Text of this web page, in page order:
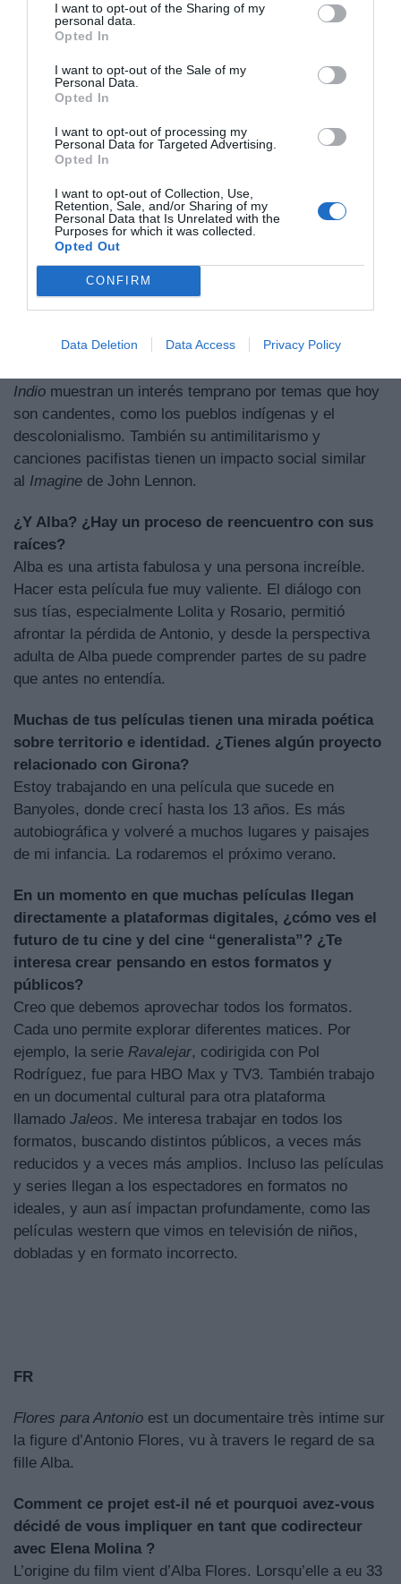
I want to opt-out of the Sharing of my
personal data.
Opted In
I want to opt-out of the Sale of my
Personal Data.
Opted In
I want to opt-out of processing my
Personal Data for Targeted Advertising.
Opted In
I want to opt-out of Collection, Use,
Retention, Sale, and/or Sharing of my
Personal Data that Is Unrelated with the
Purposes for which it was collected.
Opted Out
CONFIRM
Data Deletion Data Access Privacy Policy
su padre, El Pescaílla, con la rumba catalana.
mediante vídeos caseros, dibujos, maquetas… ¿La
película surge de ese material o lo utiliza para
reforzar un proyecto ya concebido?
Las películas no se hacen frente a la gente, se hacen
con ellos y a su lado. No es grabar a escondidas, sino
generar confianza para que tengan capacidad de
decisión sobre el material final.
Tu forma de observar a la gente es muy particular:
nunca invasiva pero profunda. ¿Qué rasgo de
Antonio Flores te llamó más la atención?
los 80 fue uno de los primeros militantes de
Indio muestran un interés temprano por temas que hoy
son candentes, como los pueblos indígenas y el
descolonialismo. También su antimilitarismo y
canciones pacifistas tienen un impacto social similar
al Imagine de John Lennon.
¿Y Alba? ¿Hay un proceso de reencuentro con sus
raíces?
Alba es una artista fabulosa y una persona increíble.
Hacer esta película fue muy valiente. El diálogo con
sus tías, especialmente Lolita y Rosario, permitió
afrontar la pérdida de Antonio, y desde la perspectiva
adulta de Alba puede comprender partes de su padre
que antes no entendía.
Muchas de tus películas tienen una mirada poética
sobre territorio e identidad. ¿Tienes algún proyecto
relacionado con Girona?
Estoy trabajando en una película que sucede en
Banyoles, donde crecí hasta los 13 años. Es más
autobiográfica y volveré a muchos lugares y paisajes
de mi infancia. La rodaremos el próximo verano.
En un momento en que muchas películas llegan
directamente a plataformas digitales, ¿cómo ves el
futuro de tu cine y del cine “generalista”? ¿Te
interesa crear pensando en estos formatos y
públicos?
Creo que debemos aprovechar todos los formatos.
Cada uno permite explorar diferentes matices. Por
ejemplo, la serie Ravalejar, codirigida con Pol
Rodríguez, fue para HBO Max y TV3. También trabajo
en un documental cultural para otra plataforma
llamado Jaleos. Me interesa trabajar en todos los
formatos, buscando distintos públicos, a veces más
reducidos y a veces más amplios. Incluso las películas
y series llegan a los espectadores en formatos no
ideales, y aun así impactan profundamente, como las
películas western que vimos en televisión de niños,
dobladas y en formato incorrecto.
FR
Flores para Antonio est un documentaire très intime sur
la figure d’Antonio Flores, vu à travers le regard de sa
fille Alba.
Comment ce projet est-il né et pourquoi avez-vous
décidé de vous impliquer en tant que codirecteur
avec Elena Molina ?
L’origine du film vient d’Alba Flores. Lorsqu’elle a eu 33